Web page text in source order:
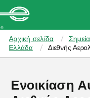
MAIN
CONTENT
Enterprise
Αρχική σελίδα
Ελλάδα
Διεθνής
Ενοικίαση